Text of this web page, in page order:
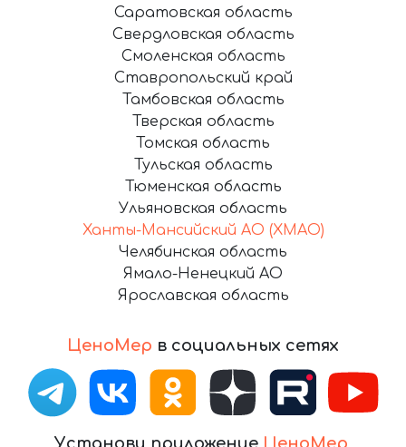
ЦеноМер в социальных сетях
Саратовская область
Свердловская область
Смоленская область
Ставропольский край
Тамбовская область
Тверская область
Томская область
Тульская область
Тюменская область
Ульяновская область
Ханты-Мансийский АО (ХМАО)
Челябинская область
Ямало-Ненецкий АО
Ярославская область